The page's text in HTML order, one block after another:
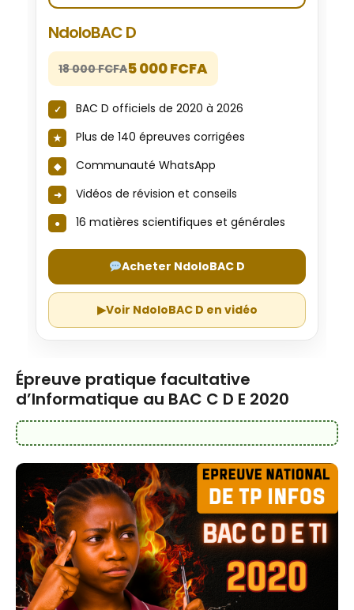
NdoloBAC D
18 000 FCFA5 000 FCFA
BAC D officiels de 2020 à 2026
Plus de 140 épreuves corrigées
Communauté WhatsApp
Vidéos de révision et conseils
16 matières scientifiques et générales
Acheter NdoloBAC D
▶Voir NdoloBAC D en vidéo
Épreuve pratique facultative
d’Informatique au BAC C D E 2020